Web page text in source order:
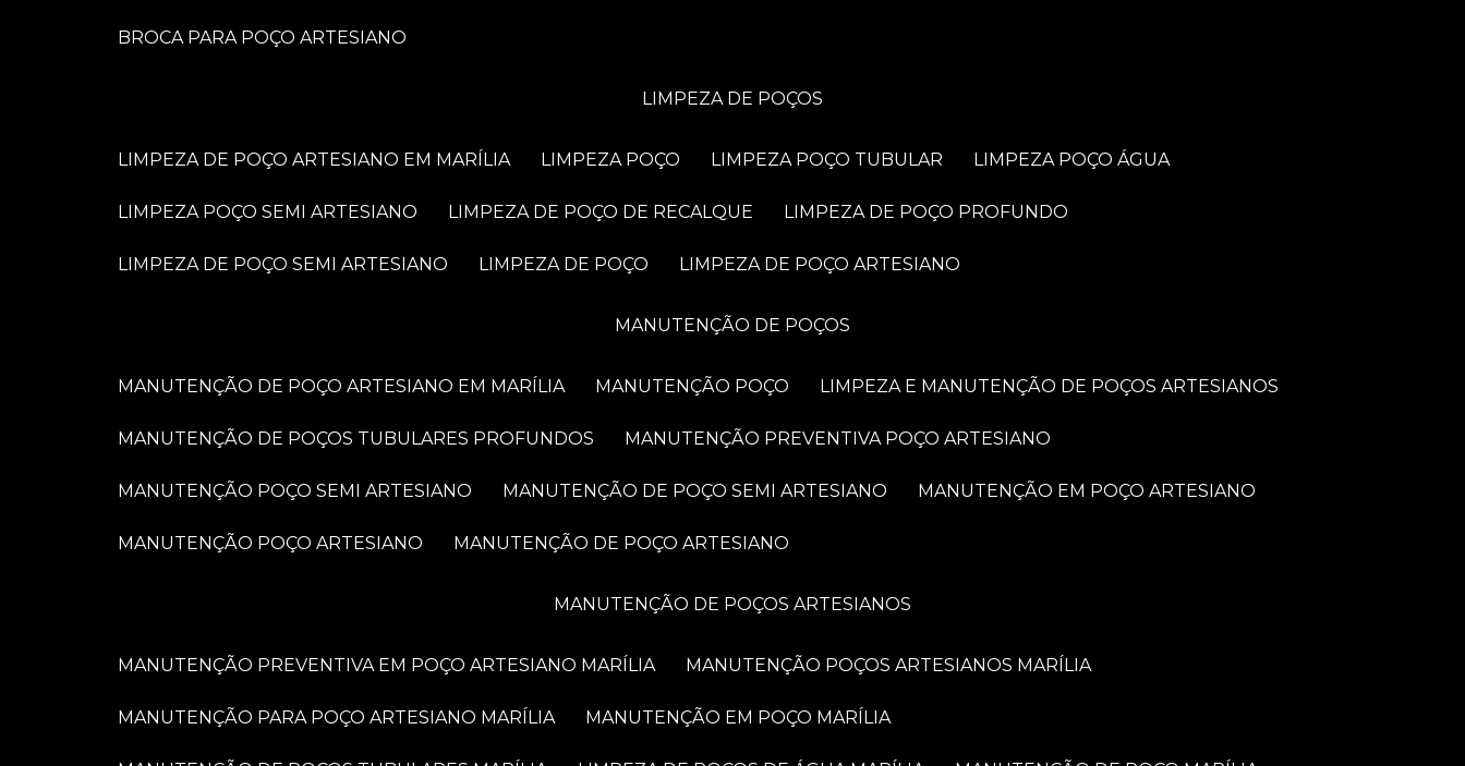
BROCA PARA POÇO ARTESIANO
LIMPEZA DE POÇOS
LIMPEZA DE POÇO ARTESIANO EM MARÍLIA LIMPEZA POÇO LIMPEZA POÇO TUBULAR LIMPEZA POÇO ÁGUA
LIMPEZA POÇO SEMI ARTESIANO LIMPEZA DE POÇO DE RECALQUE LIMPEZA DE POÇO PROFUNDO
LIMPEZA DE POÇO SEMI ARTESIANO LIMPEZA DE POÇO LIMPEZA DE POÇO ARTESIANO
MANUTENÇÃO DE POÇOS
MANUTENÇÃO DE POÇO ARTESIANO EM MARÍLIA MANUTENÇÃO POÇO LIMPEZA E MANUTENÇÃO DE POÇOS ARTESIANOS
MANUTENÇÃO DE POÇOS TUBULARES PROFUNDOS MANUTENÇÃO PREVENTIVA POÇO ARTESIANO
MANUTENÇÃO POÇO SEMI ARTESIANO MANUTENÇÃO DE POÇO SEMI ARTESIANO MANUTENÇÃO EM POÇO ARTESIANO
MANUTENÇÃO POÇO ARTESIANO MANUTENÇÃO DE POÇO ARTESIANO
MANUTENÇÃO DE POÇOS ARTESIANOS
MANUTENÇÃO PREVENTIVA EM POÇO ARTESIANO MARÍLIA MANUTENÇÃO POÇOS ARTESIANOS MARÍLIA
MANUTENÇÃO PARA POÇO ARTESIANO MARÍLIA MANUTENÇÃO EM POÇO MARÍLIA